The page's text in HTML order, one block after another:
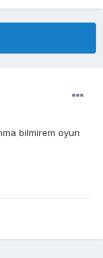
bilmirem oyun